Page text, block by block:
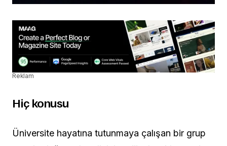
Reklam
Hiç konusu
Üniversite hayatına tutunmaya çalışan bir grup